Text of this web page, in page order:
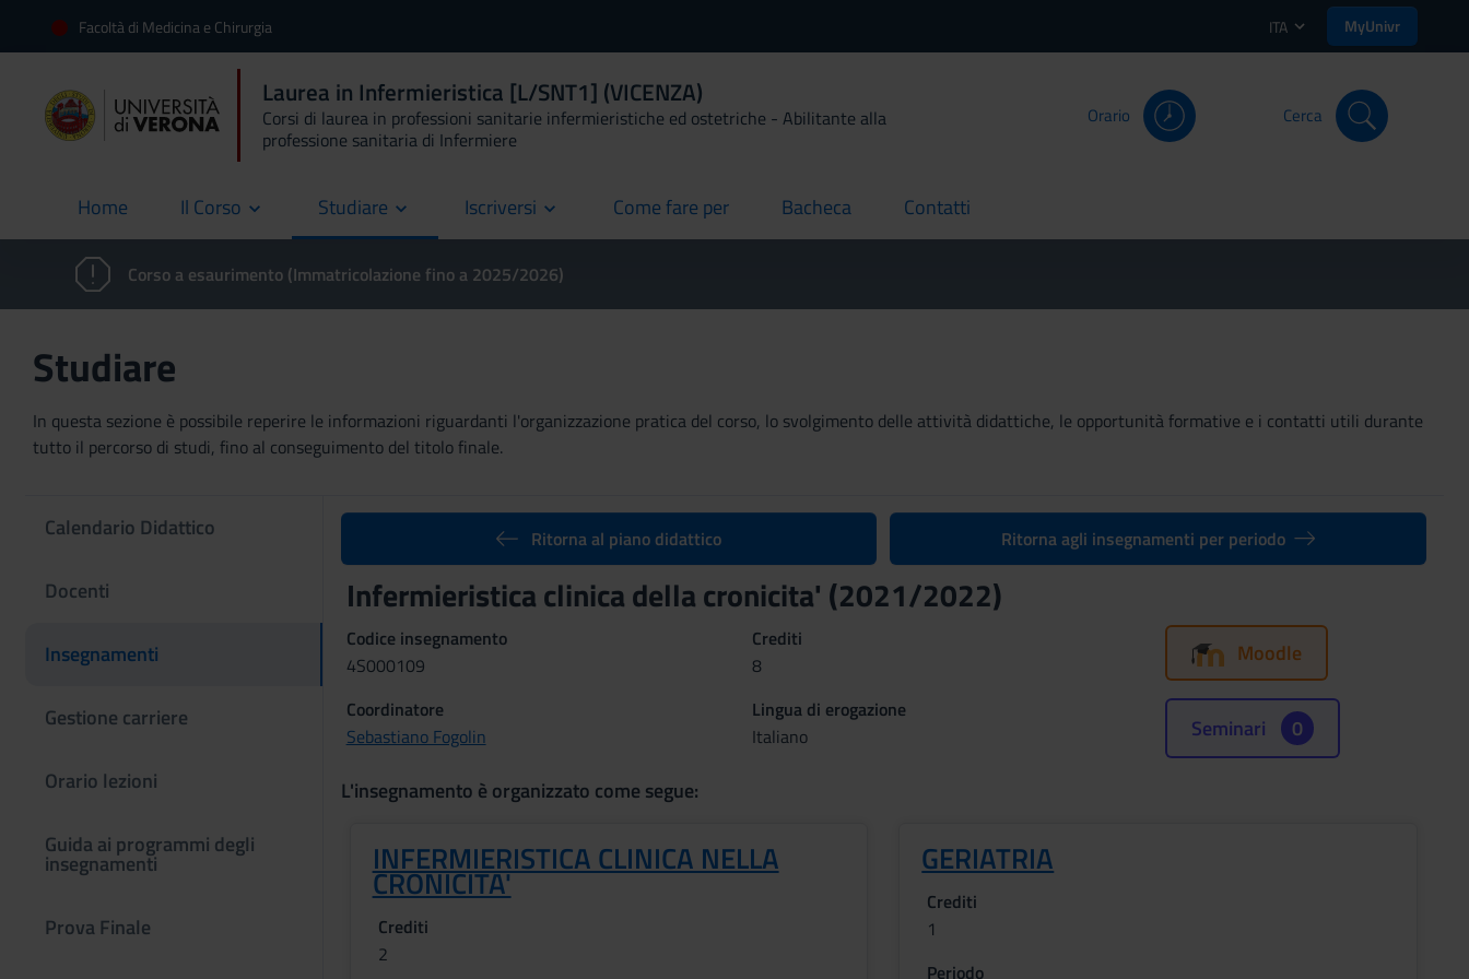
Facoltà di Medicina e Chirurgia ITA MyUnivr
Laurea in Infermieristica [L/SNT1] (VICENZA)
Corsi di laurea in professioni sanitarie infermieristiche ed ostetriche - Abilitante alla
professione sanitaria di Infermiere
Orario Cerca
Home
current Il Corso Studiare Iscriversi Come fare per
current Bacheca
current Contatti
current
Corso a esaurimento (Immatricolazione fino a 2025/2026)
Studiare
In questa sezione è possibile reperire le informazioni riguardanti l'organizzazione pratica del corso, lo svolgimento delle attività didattiche, le opportunità formative e i contatti utili durante
tutto il percorso di studi, fino al conseguimento del titolo finale.
Calendario Didattico
Docenti
Insegnamenti
Gestione carriere
Orario lezioni
Guida ai programmi degli
insegnamenti
Prova Finale
Ritorna al piano didattico Ritorna agli insegnamenti per periodo
Infermieristica clinica della cronicita' (2021/2022)
Codice insegnamento
4S000109
Crediti
8
Coordinatore
Sebastiano Fogolin
Lingua di erogazione
Italiano
Moodle
Seminari 0
L'insegnamento è organizzato come segue:
INFERMIERISTICA CLINICA NELLA
CRONICITA'
Crediti
2
GERIATRIA
Crediti
1
Periodo